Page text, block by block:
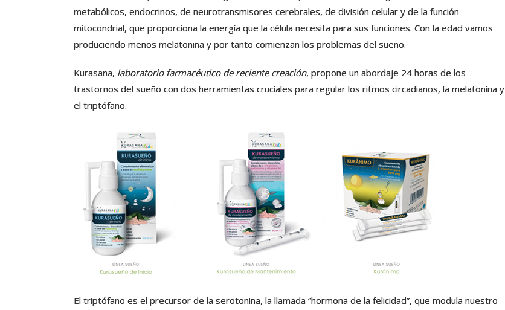
metabólicos, endocrinos, de neurotransmisores cerebrales, de división celular y de la función
mitocondrial, que proporciona la energía que la célula necesita para sus funciones. Con la edad vamos
produciendo menos melatonina y por tanto comienzan los problemas del sueño.
Kurasana, laboratorio farmacéutico de reciente creación, propone un abordaje 24 horas de los
trastornos del sueño con dos herramientas cruciales para regular los ritmos circadianos, la melatonina y
el triptófano.
El triptófano es el precursor de la serotonina, la llamada “hormona de la felicidad”, que modula nuestro